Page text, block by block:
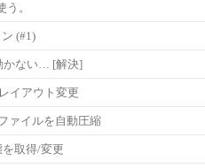
。
(#1)
かない… [解決]
イアウト変更
ァイルを自動圧縮
を取得/変更